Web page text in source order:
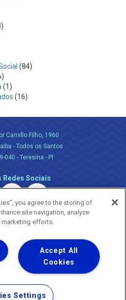
(84)
(1)
(16)
Camillo Filho, 1960
- Todos os Santos
040 - Teresina - PI
Redes Sociais
® 2026 - Todos os Direitos Reservados.
movimenta a vida
de Sites e Aplicativos
you agree to the storing of
site navigation, analyze
marketing efforts.
Accept All
Cookies
Settings